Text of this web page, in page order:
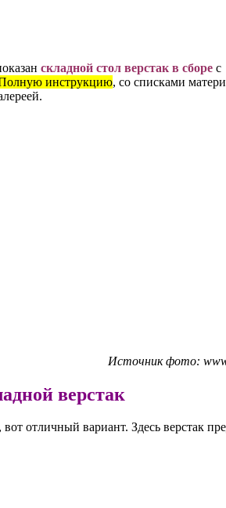
складной стол верстак в сборе с
инструкцию, со списками
Источник фото:
верстак
отличный вариант. Здесь верстак